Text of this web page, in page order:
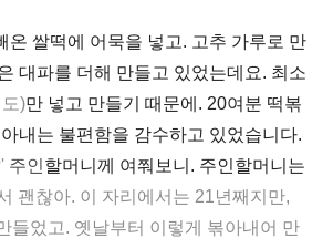
온 쌀떡에 어묵을 넣고. 고추 가루로 만
대파를 더해 만들고 있었는데요. 최소
)만 넣고 만들기 때문에. 20여분 떡볶
내는 불편함을 감수하고 있었습니다.
주인 할머니께 여쭤보니. 주인할머니는
괜찮아. 이 자리에서는 21년째지만,
들었고. 옛날부터 이렇게 볶아내어 만